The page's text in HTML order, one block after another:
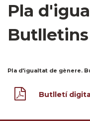
Pla
Pla d'igualtat de gènere.
Butlletí